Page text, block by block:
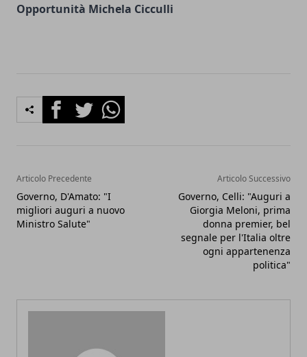
Opportunità Michela Cicculli
FacebookTwitterWhatsapp
Articolo Precedente
Governo, D'Amato: "I
migliori auguri a nuovo
Ministro Salute"
Articolo Successivo
Governo, Celli: "Auguri a
Giorgia Meloni, prima
donna premier, bel
segnale per l'Italia oltre
ogni appartenenza
politica"